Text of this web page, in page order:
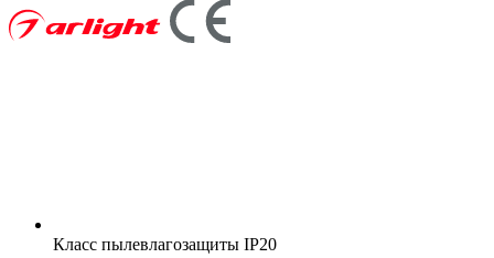
Класс пылевлагозащиты IP20